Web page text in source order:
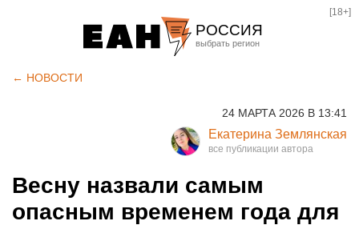
РОССИЯ
Оренбург
[18+]
← НОВОСТИ
24 МАРТА 2026 В 13:41
Екатерина Землянская
Весну назвали самым
опасным временем года для